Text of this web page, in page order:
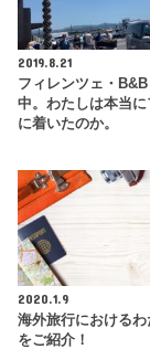
2019.8.21
フィレンツェ・
中。わたしは本当
に着いたのか。
2020.1.9
海外旅行における
をご紹介！